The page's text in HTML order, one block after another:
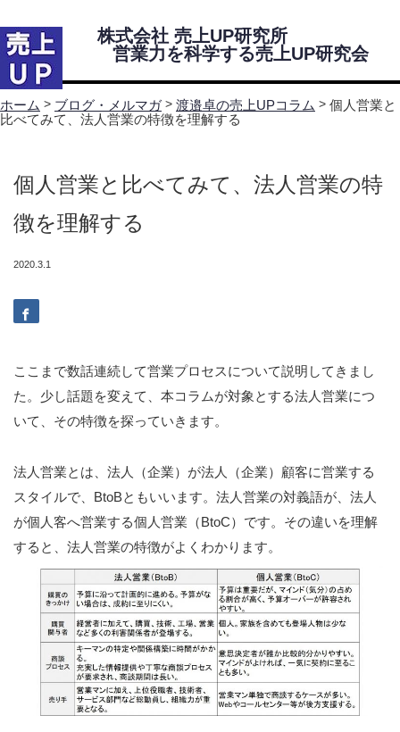
株式会社 売上UP研究所
営業力を科学する売上UP研究会
ホーム > ブログ・メルマガ > 渡邉卓の売上UPコラム > 個人営業と
比べてみて、法人営業の特徴を理解する
個人営業と比べてみて、法人営業の特
徴を理解する
2020.3.1
ここまで数話連続して営業プロセスについて説明してきまし
た。少し話題を変えて、本コラムが対象とする法人営業につ
いて、その特徴を探っていきます。
法人営業とは、法人（企業）が法人（企業）顧客に営業する
スタイルで、BtoBともいいます。法人営業の対義語が、法人
が個人客へ営業する個人営業（BtoC）です。その違いを理解
すると、法人営業の特徴がよくわかります。
Menu
売上UP研究所・研究会について
代表挨拶
研究会所属コンサルタント
サービス紹介
営業力強化の基本と手法
事業計画書のつくり方
お問い合わせ
新着情報
ご支援実績